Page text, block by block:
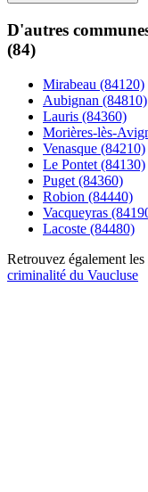
D'autres
(84)
Mirabeau (84120)
Aubignan (84810)
Lauris (84360)
Morières-lès-
Venasque (84210)
Le Pontet (84130)
Puget (84360)
Robion (84440)
Vacqueyras
Lacoste (84480)
Retrouvez également les
criminalité du Vaucluse